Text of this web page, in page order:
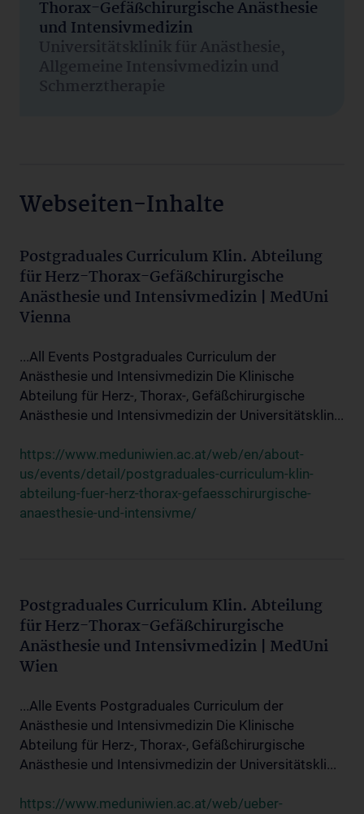
Thorax-Gefäßchirurgische Anästhesie
und Intensivmedizin
Universitätsklinik für Anästhesie,
Allgemeine Intensivmedizin und
Schmerztherapie
Webseiten-Inhalte
Postgraduales Curriculum Klin. Abteilung
für Herz-Thorax-Gefäßchirurgische
Anästhesie und Intensivmedizin | MedUni
Vienna
...All Events Postgraduales Curriculum der
Anästhesie und Intensivmedizin Die Klinische
Abteilung für Herz-, Thorax-, Gefäßchirurgische
Anästhesie und Intensivmedizin der Universitätsklin...
https://www.meduniwien.ac.at/web/en/about-
us/events/detail/postgraduales-curriculum-klin-
abteilung-fuer-herz-thorax-gefaesschirurgische-
anaesthesie-und-intensivme/
Postgraduales Curriculum Klin. Abteilung
für Herz-Thorax-Gefäßchirurgische
Anästhesie und Intensivmedizin | MedUni
Wien
...Alle Events Postgraduales Curriculum der
Anästhesie und Intensivmedizin Die Klinische
Abteilung für Herz-, Thorax-, Gefäßchirurgische
Anästhesie und Intensivmedizin der Universitätskli...
https://www.meduniwien.ac.at/web/ueber-